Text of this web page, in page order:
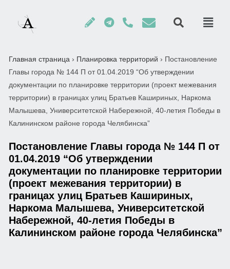
Главная страница › Планировка территорий › Постановление
Главы города № 144 П от 01.04.2019 “Об утверждении
документации по планировке территории (проект межевания
территории) в границах улиц Братьев Кашириных, Наркома
Малышева, Университетской Набережной, 40-летия Победы в
Калининском районе города Челябинска”
Постановление Главы города № 144 П от
01.04.2019 “Об утверждении
документации по планировке территории
(проект межевания территории) в
границах улиц Братьев Кашириных,
Наркома Малышева, Университетской
Набережной, 40-летия Победы в
Калининском районе города Челябинска”